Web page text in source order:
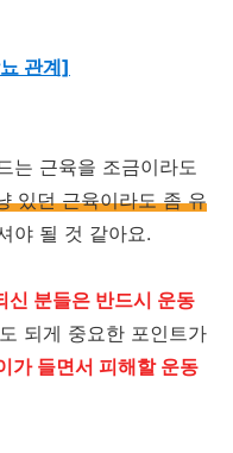
관계]
는 근육을 조금이라도
있던 근육이라도 좀 유
야 될 것 같아요.
분들은 반드시 운동
되게 중요한 포인트가
가 들면서 피해할 운동